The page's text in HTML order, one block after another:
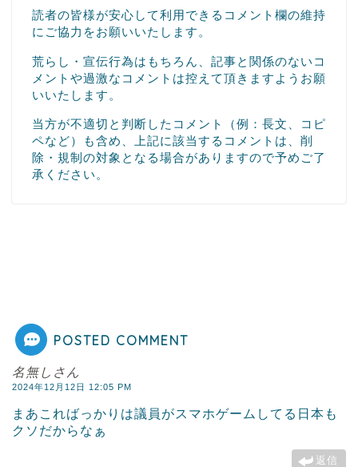
読者の皆様が安心して利用できるコメント欄の維持
にご協力をお願いいたします。
荒らし・宣伝行為はもちろん、記事と関係のないコ
メントや過激なコメントは控えて頂きますようお願
いいたします。
当方が不適切と判断したコメント（例：長文、コピ
ペなど）も含め、上記に該当するコメントは、削
除・規制の対象となる場合がありますので予めご了
承ください。
POSTED COMMENT
名無しさん
2024年12月12日 12:05 PM
まあこればっかりは議員がスマホゲームしてる日本も
クソだからなぁ
返信